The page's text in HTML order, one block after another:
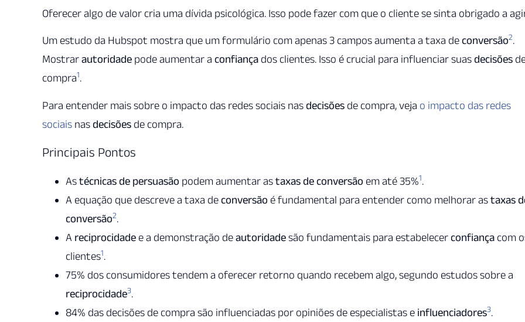
Oferecer algo de valor cria uma dívida psicológica. Isso pode fazer com que o cliente se sinta obrigado a
Um estudo da Hubspot mostra que um formulário com apenas 3 campos aumenta a taxa deconversão2.
Mostrarautoridade pode aumentar a confiança dos clientes. Isso é crucial para influenciar suasdecisões
compra1.
Para entender mais sobre o impacto das redes sociais nasdecisões de compra, veja o impacto das redes
sociais nasdecisões de compra.
Principais Pontos
Astécnicas de persuasão podem aumentar astaxas de conversão em até 35%1.
A equação que descreve a taxa deconversão é fundamental para entender como melhorar astaxas
conversão2.
A reciprocidade e a demonstração deautoridadesão fundamentais para estabelecerconfiança com
clientes1.
75% dos consumidores tendem a oferecer retorno quando recebem algo, segundo estudos sobre a
reciprocidade3.
84% das decisões de compra são influenciadas por opiniões de especialistas e influenciadores3.